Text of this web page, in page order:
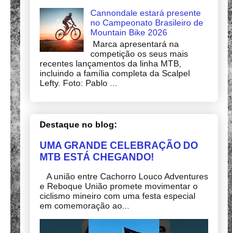
Cannondale estará presente
no Campeonato Brasileiro de
Mountain Bike 2026
Marca apresentará na
competição os seus mais
recentes lançamentos da linha MTB,
incluindo a família completa da Scalpel
Lefty. Foto: Pablo ...
Destaque no blog:
UMA GRANDE CELEBRAÇÃO DO
MTB ESTÁ CHEGANDO!
A união entre Cachorro Louco Adventures
e Reboque União promete movimentar o
ciclismo mineiro com uma festa especial
em comemoração ao...